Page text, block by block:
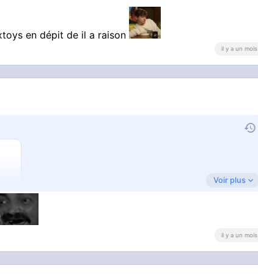
en dépit de il a raison
il y a un mois
Voir plus
il y a un mois